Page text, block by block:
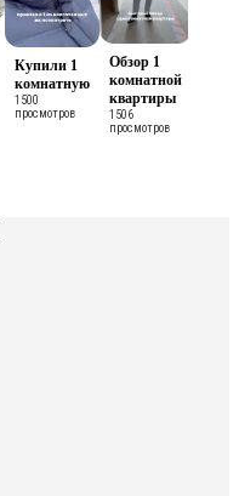
Купили 1
комнатную
1500
просмотров
Обзор 1
комнатной
квартиры
1506
просмотров